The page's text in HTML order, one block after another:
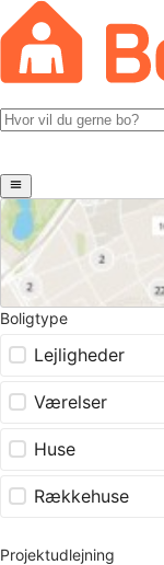
Boligtype
Lejligheder
Værelser
Huse
Rækkehuse
Projektudlejning